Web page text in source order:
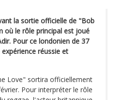
la sortie officielle de "Bob
où le rôle principal est joué
Pour ce londonien de 37
réussie et
Love" sortira officiellement
Pour interpréter le rôle